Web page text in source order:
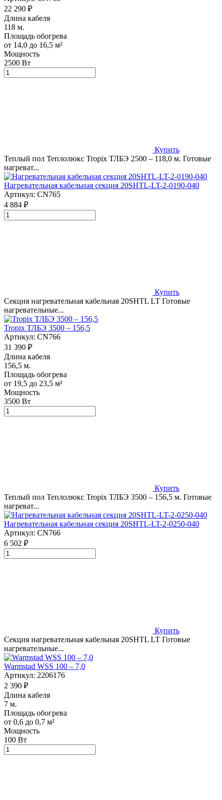
22 290 ₽
Длина кабеля
118 м.
Площадь обогрева
от 14,0 до 16,5 м²
Мощность
2500 Вт
Купить
Теплый пол Теплолюкс Tropix ТЛБЭ 2500 – 118,0 м. Готовые
нагреват...
Нагревательная кабельная секция 20SHTL-LT-2-0190-040
Артикул: CN765
4 884 ₽
Купить
Секция нагревательная кабельная 20SHTL LT Готовые
нагревательные...
Tropix ТЛБЭ 3500 – 156,5
Артикул: CN766
31 390 ₽
Длина кабеля
156,5 м.
Площадь обогрева
от 19,5 до 23,5 м²
Мощность
3500 Вт
Купить
Теплый пол Теплолюкс Tropix ТЛБЭ 3500 – 156,5 м. Готовые
нагреват...
Нагревательная кабельная секция 20SHTL-LT-2-0250-040
Артикул: CN766
6 502 ₽
Купить
Секция нагревательная кабельная 20SHTL LT Готовые
нагревательные...
Warmstad WSS 100 – 7,0
Артикул: 2206176
2 390 ₽
Длина кабеля
7 м.
Площадь обогрева
от 0,6 до 0,7 м²
Мощность
100 Вт